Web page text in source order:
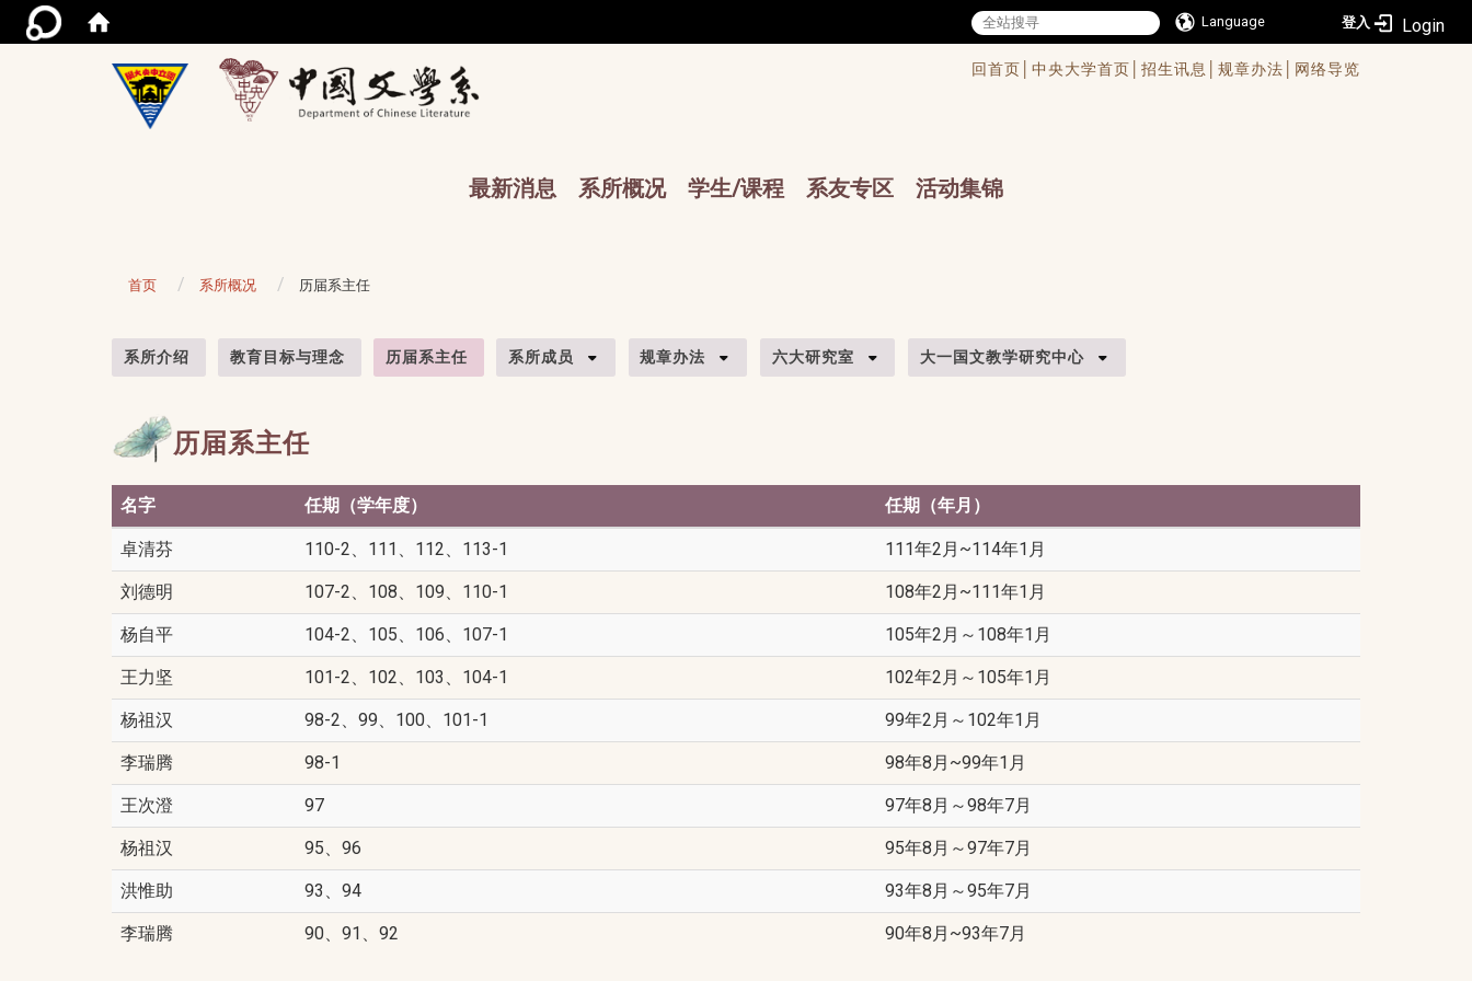
Language 登入
回首页│ 中央大学首页│ 招生讯息│ 规章办法│ 网络导览
最新消息 系所概况 学生/课程 系友专区 活动集锦
首页 系所概况 历届系主任
系所介绍 教育目标与理念 历届系主任 系所成员 规章办法 六大研究室 大一国文教学研究中心
历届系主任
名字 任期（学年度） 任期（年月）
卓清芬 110-2、111、112、113-1 111年2月~114年1月
刘德明 107-2、108、109、110-1 108年2月~111年1月
杨自平 104-2、105、106、107-1 105年2月～108年1月
王力坚 101-2、102、103、104-1 102年2月～105年1月
杨祖汉 98-2、99、100、101-1 99年2月～102年1月
李瑞腾 98-1 98年8月~99年1月
王次澄 97 97年8月～98年7月
杨祖汉 95、96 95年8月～97年7月
洪惟助 93、94 93年8月～95年7月
李瑞腾 90、91、92 90年8月~93年7月